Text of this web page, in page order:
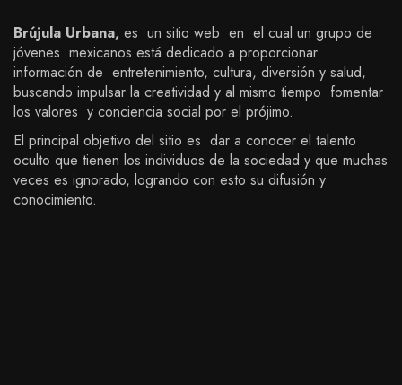
Brújula Urbana, es un sitio web en el cual un grupo de
jóvenes mexicanos está dedicado a proporcionar
información de entretenimiento, cultura, diversión y salud,
buscando impulsar la creatividad y al mismo tiempo fomentar
los valores y conciencia social por el prójimo.
El principal objetivo del sitio es dar a conocer el talento
oculto que tienen los individuos de la sociedad y que muchas
veces es ignorado, logrando con esto su difusión y
conocimiento.